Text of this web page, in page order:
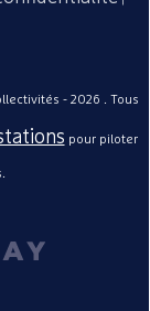
- 2026 . Tous
pour piloter